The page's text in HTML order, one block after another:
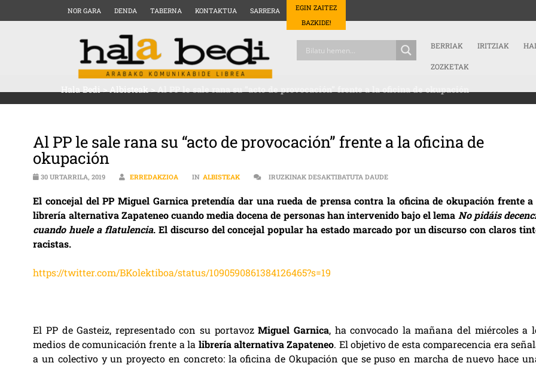
NOR GARA DENDA TABERNA KONTAKTUA SARRERA
EGIN ZAITEZ
BAZKIDE!
BERRIAK IRITZIAK
ZOZKETAK
Hala Bedi>Albisteak>Al PP le sale rana su “acto de provocación” frente a la oficina de okupación
Al PP le sale rana su “acto de provocación” frente a la oficina de
okupación
30 URTARRILA, 2019 ERREDAKZIOA IN ALBISTEAK IRUZKINAK DESAKTIBATUTA DAUDEAL PP LE SALE RANA SU “ACTO DE
El concejal del PP Miguel Garnica pretendía dar una rueda de prensa contra la oficina de okupación frente
librería alternativa Zapateneo cuando media docena de personas han intervenido bajo el lema No pidáis
cuando huele a flatulencia. El discurso del concejal popular ha estado marcado por un discurso con claros
racistas.
https://twitter.com/BKolektiboa/status/1090590861384126465?s=19
El PP de Gasteiz, representado con su portavozMiguel Garnica, ha convocado la mañana del miércoles a
medios de comunicación frente a la librería alternativa Zapateneo. El objetivo de esta comparecencia era
a un colectivo y un proyecto en concreto: la oficina de Okupación que se puso en marcha de nuevo hace